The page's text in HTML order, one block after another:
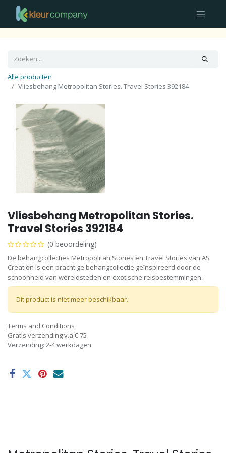
Alle producten
Vliesbehang Metropolitan Stories. Travel Stories 392184
Vliesbehang Metropolitan Stories.
Travel Stories 392184
(0 beoordeling)
De behangcollecties Metropolitan Stories en Travel Stories van AS
Creation is een prachtige behangcollectie geïnspireerd door de
schoonheid van wereldsteden en exotische reisbestemmingen.
Dit product is niet meer beschikbaar.
Terms and Conditions
Gratis verzending v.a € 75
Verzending: 2-4 werkdagen